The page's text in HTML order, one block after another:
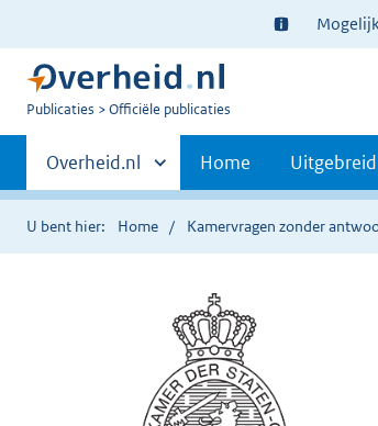
Ter
informatie:
U
Publicaties Officiële publicaties
Primaire
navigatie
Andere
sites
binnen
Overheid.nl Home
U bent hier: Home Kamervragen zonder